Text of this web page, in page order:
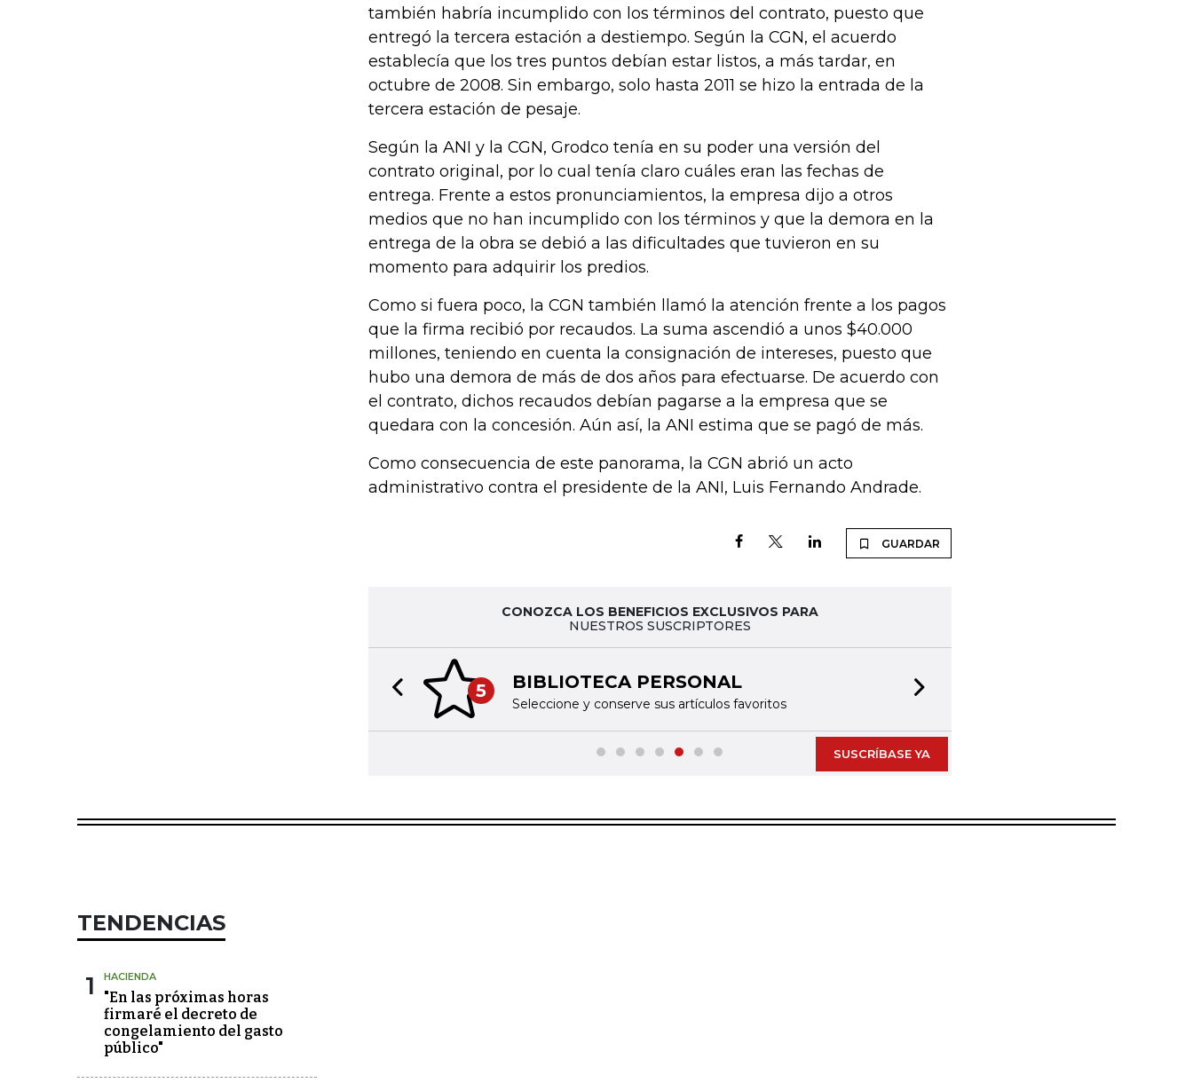
también habría incumplido con los términos del contrato, puesto que
entregó la tercera estación a destiempo. Según la CGN, el acuerdo
establecía que los tres puntos debían estar listos, a más tardar, en
octubre de 2008. Sin embargo, solo hasta 2011 se hizo la entrada de la
tercera estación de pesaje.
Según la ANI y la CGN, Grodco tenía en su poder una versión del
contrato original, por lo cual tenía claro cuáles eran las fechas de
entrega. Frente a estos pronunciamientos, la empresa dijo a otros
medios que no han incumplido con los términos y que la demora en la
entrega de la obra se debió a las dificultades que tuvieron en su
momento para adquirir los predios.
Como si fuera poco, la CGN también llamó la atención frente a los pagos
que la firma recibió por recaudos. La suma ascendió a unos $40.000
millones, teniendo en cuenta la consignación de intereses, puesto que
hubo una demora de más de dos años para efectuarse. De acuerdo con
el contrato, dichos recaudos debían pagarse a la empresa que se
quedara con la concesión. Aún así, la ANI estima que se pagó de más.
Como consecuencia de este panorama, la CGN abrió un acto
administrativo contra el presidente de la ANI, Luis Fernando Andrade.
GUARDAR
CONOZCA LOS BENEFICIOS EXCLUSIVOS PARA
NUESTROS SUSCRIPTORES
5 BIBLIOTECA PERSONAL
Seleccione y conserve sus artículos favoritos
Previous slide
SUSCRÍBASE YA
TENDENCIAS
1 HACIENDA
"En las próximas horas
firmaré el decreto de
congelamiento del gasto
público"